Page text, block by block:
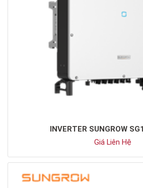
INVERTER SUNGROW
Giá Liên Hệ